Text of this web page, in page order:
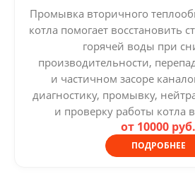
Промывка вторичного
котла помогает восстановить
горячей воды при
производительности,
и частичном засоре
диагностику, промывку,
и проверку работы котла
от 10000 руб.
ПОДРОБНЕЕ